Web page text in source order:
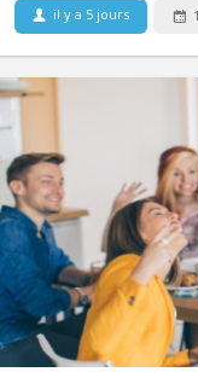
il y a 5 jours
Salut, On
septembre pour
centre de Namur
Elisabeth et du
(jeunes